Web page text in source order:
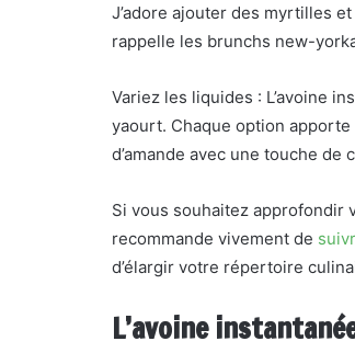
J’adore ajouter des myrtilles
rappelle les brunchs new-
Variez les liquides : L’avoine
yaourt. Chaque option
d’amande avec une touche
Si vous souhaitez approfondir
recommande vivement de
d’élargir votre répertoire
L’avoine